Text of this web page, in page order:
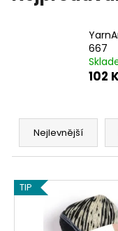
667
102
Ř
z
n
Nejlevnější
V
ýTIP